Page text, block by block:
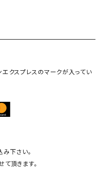
エクスプレスのマークが入ってい
下さい。
頂きます。